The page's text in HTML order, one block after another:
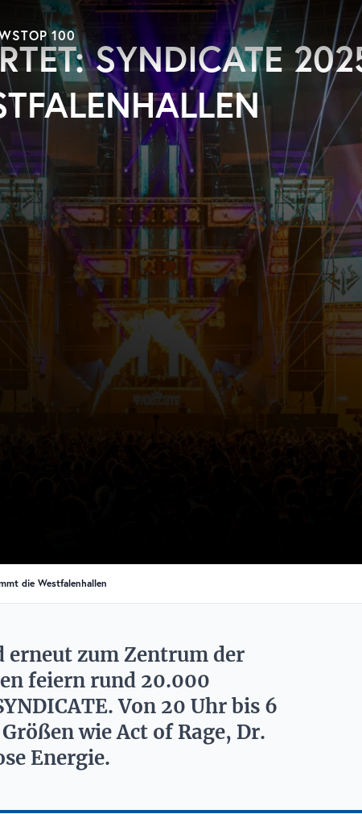
TOP 100
SYNDICATE
die Westfalenhallen
zum Zentrum der
feiern rund 20.000
Von 20 Uhr bis 6
wie Act of Rage, Dr.
Energie.